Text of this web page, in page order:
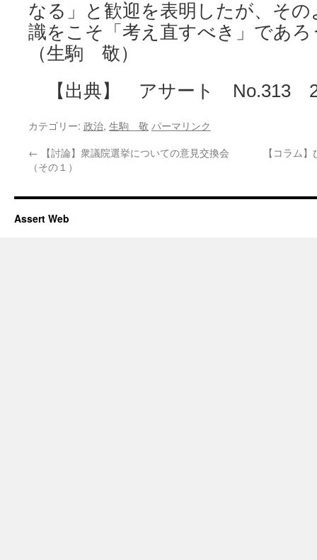
なる」と歓迎を表明したが、そ
識をこそ「考え直すべき」であろ
（生駒 敬）
【出典】 アサート No.313
カテゴリー: 政治, 生駒 敬 パーマリンク
← 【討論】衆議院選挙についての意見交換会
（その１）
【コラム
Assert Web